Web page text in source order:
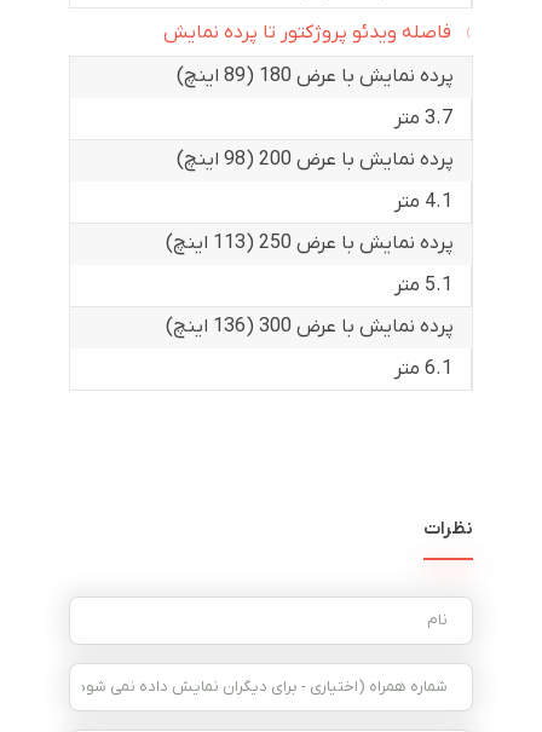
فاصله ویدئو پروژکتور تا پرده نمایش
پرده نمایش با عرض 180 (89 اینچ)
3.7 متر
پرده نمایش با عرض 200 (98 اینچ)
4.1 متر
پرده نمایش با عرض 250 (113 اینچ)
5.1 متر
پرده نمایش با عرض 300 (136 اینچ)
6.1 متر
نظرات